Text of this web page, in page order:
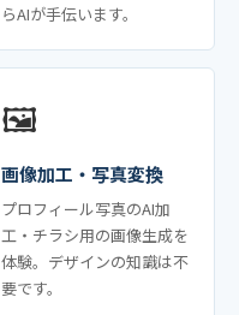
らAIが手伝います。
🖼️
画像加工・写真変換
プロフィール写真のAI加
工・チラシ用の画像生成を
体験。デザインの知識は不
要です。